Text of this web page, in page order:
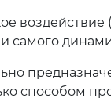
самого
способом